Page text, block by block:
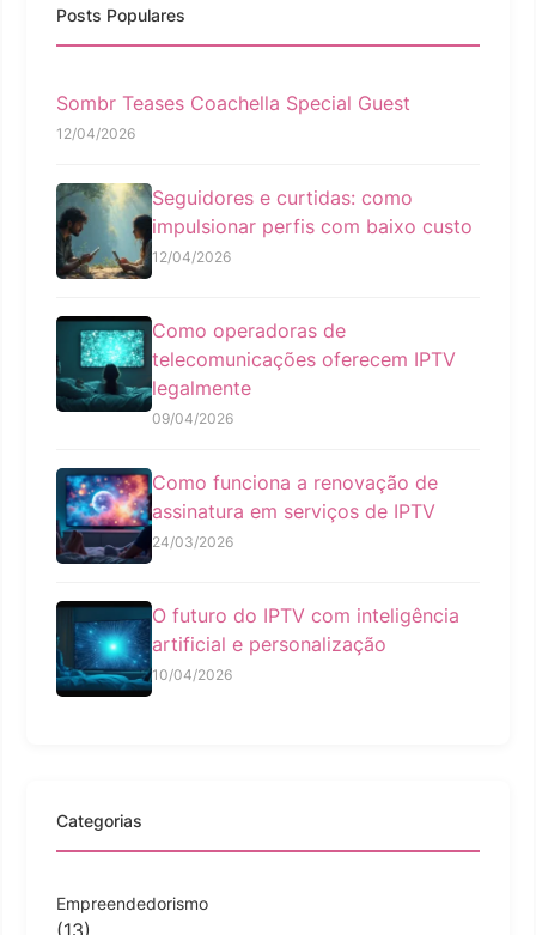
Posts Populares
Sombr Teases Coachella Special Guest
12/04/2026
Seguidores e curtidas: como
impulsionar perfis com baixo custo
12/04/2026
Como operadoras de
telecomunicações oferecem IPTV
legalmente
09/04/2026
Como funciona a renovação de
assinatura em serviços de IPTV
24/03/2026
O futuro do IPTV com inteligência
artificial e personalização
10/04/2026
Categorias
Empreendedorismo
(13)